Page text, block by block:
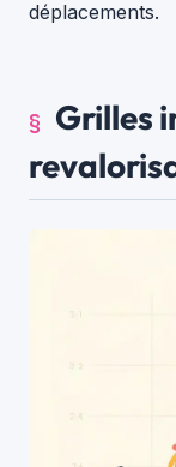
déplacements.
Grilles